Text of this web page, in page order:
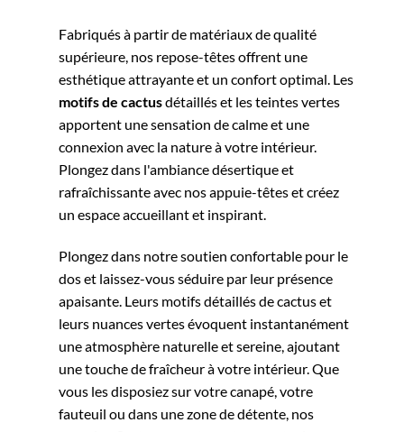
Fabriqués à partir de matériaux de qualité
supérieure, nos repose-têtes offrent une
esthétique attrayante et un confort optimal. Les
motifs de cactusdétaillés et les teintes vertes
apportent une sensation de calme et une
connexion avec la nature à votre intérieur.
Plongez dans l'ambiance désertique et
rafraîchissante avec nos appuie-têtes et créez
un espace accueillant et inspirant.
Plongez dans notre soutien confortable pour le
dos et laissez-vous séduire par leur présence
apaisante. Leurs motifs détaillés de cactus et
leurs nuances vertes évoquent instantanément
une atmosphère naturelle et sereine, ajoutant
une touche de fraîcheur à votre intérieur. Que
vous les disposiez sur votre canapé, votre
fauteuil ou dans une zone de détente, nos